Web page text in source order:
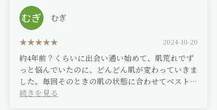
ことにより、お顔も引き上がってます。
(Translated by Google)
My skin's dullness and dryness have gradually
improved, and since I'm also doing skincare at
home, I think my skin is getting better even
faster. Most importantly, the esthetician is very
caring, so I always feel at ease entrusting my
treatment to her. I also get a décolleté
むぎ
2024-10-20
約4年前？くらいに出会い通い始めて、肌荒れでず
っと悩んでいたのに、どんどん肌が変わっていきま
した。毎回そのときの肌の状態に合わせてベストな
プランを提案してくださり、お肌を整えてくれま